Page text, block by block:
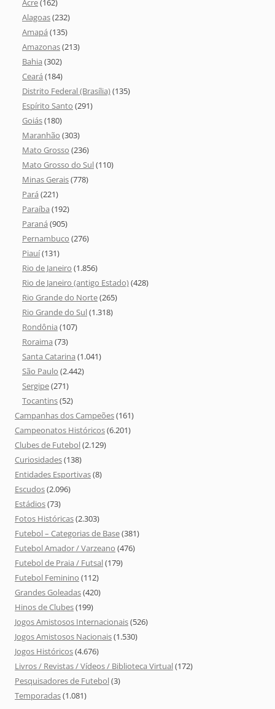
Acre(162)
Alagoas(232)
Amapá (135)
Amazonas(213)
Bahia (302)
Ceará (184)
Distrito Federal (Brasília)(135)
Espírito Santo (291)
Goiás(180)
Maranhão (303)
Mato Grosso (236)
Mato Grosso do Sul(110)
Minas Gerais(778)
Pará (221)
Paraíba (192)
Paraná (905)
Pernambuco (276)
Piauí(131)
Rio de Janeiro (1.856)
Rio de Janeiro (antigo Estado)(428)
Rio Grande do Norte(265)
Rio Grande do Sul(1.318)
Rondônia (107)
Roraima (73)
Santa Catarina (1.041)
São Paulo (2.442)
Sergipe(271)
Tocantins(52)
Campanhas dos Campeões(161)
Campeonatos Históricos(6.201)
Clubes de Futebol(2.129)
Curiosidades(138)
Entidades Esportivas(8)
Escudos(2.096)
Estádios(73)
Fotos Históricas(2.303)
Futebol – Categorias de Base(381)
Futebol Amador / Varzeano (476)
Futebol de Praia / Futsal(179)
Futebol Feminino (112)
Grandes Goleadas(420)
Hinos de Clubes(199)
Jogos Amistosos Internacionais(526)
Jogos Amistosos Nacionais(1.530)
Jogos Históricos(4.676)
Livros / Revistas / Vídeos / Biblioteca Virtual(172)
Pesquisadores de Futebol(3)
Temporadas(1.081)